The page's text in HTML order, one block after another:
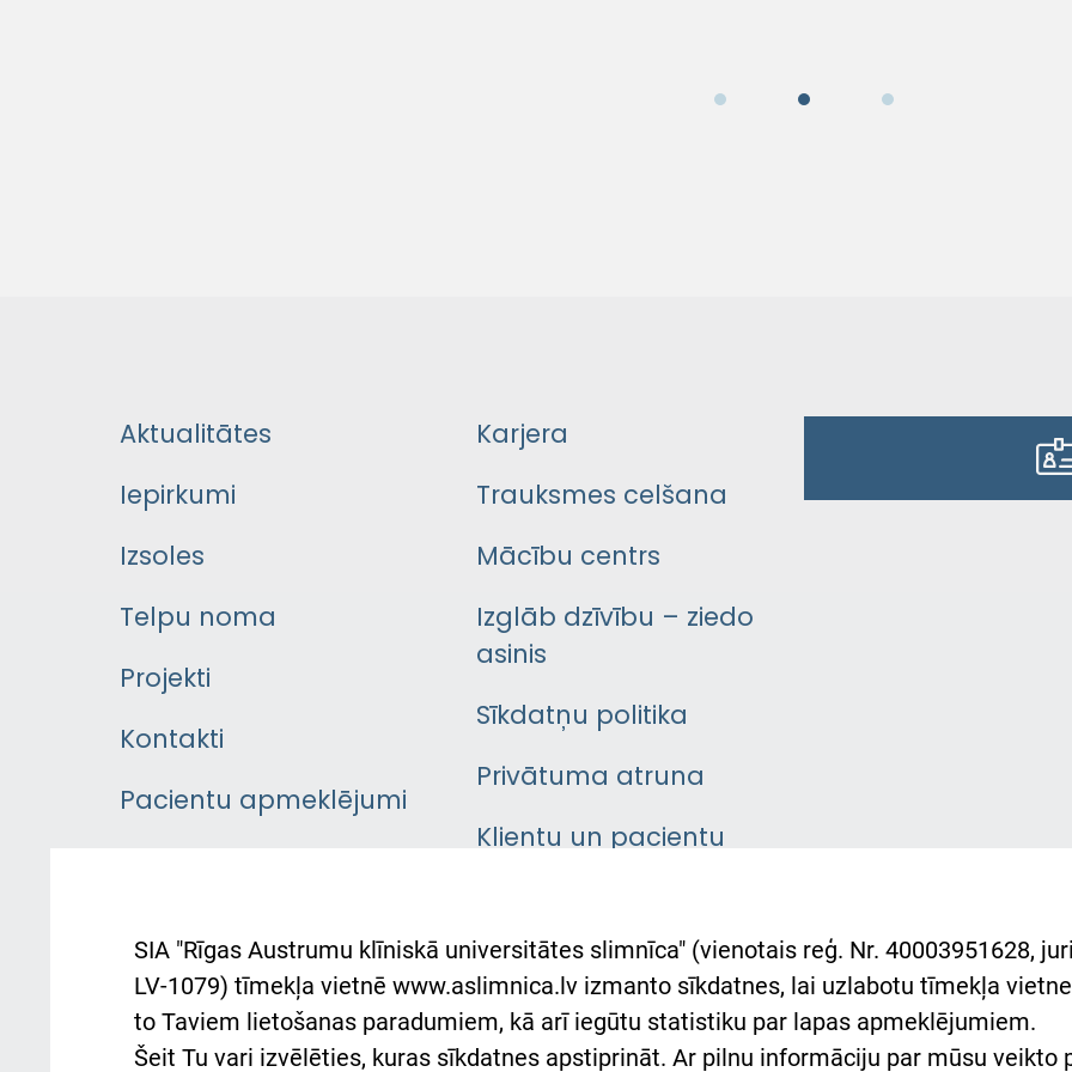
Aktualitātes
Iepirkumi
Izsoles
Telpu noma
Projekti
Kontakti
Pacientu apmeklējumi
Pacienta
atsauksmju/sūdzību
iesniegšanas kārtība
Karjera
Trauksmes celšana
Mācību centrs
Izglāb dzīvību – ziedo
asinis
Sīkdatņu politika
Privātuma atruna
Klientu un pacientu
Austrumu slimnīcas
atbalsts Ukrainai
Підтримка Східної лікарні
SIA "Rīgas Austrumu klīniskā universitātes slimnīca" (vienotais reģ. Nr. 40003951628,
LV-1079) tīmekļa vietnē www.aslimnica.lv izmanto sīkdatnes, lai uzlabotu tīmekļa
to Taviem lietošanas paradumiem, kā arī iegūtu statistiku par lapas apmeklējumiem.
Šeit Tu vari izvēlēties, kuras sīkdatnes apstiprināt. Ar pilnu informāciju par mūsu veikto